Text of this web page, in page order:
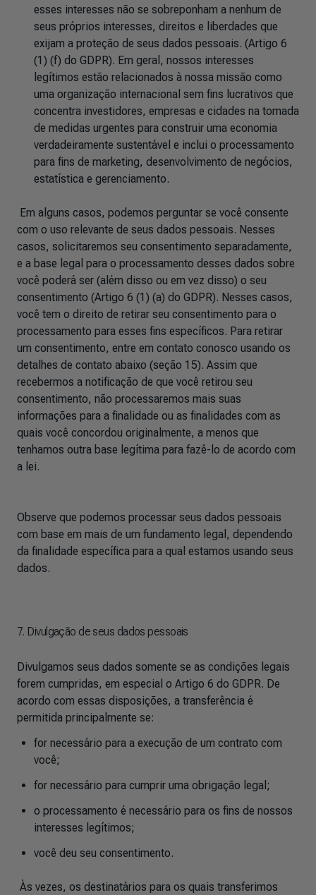
esses interesses não se sobreponham a nenhum de
seus próprios interesses, direitos e liberdades que
exijam a proteção de seus dados pessoais. (Artigo 6
(1) (f) do GDPR). Em geral, nossos interesses
legítimos estão relacionados à nossa missão como
uma organização internacional sem fins lucrativos que
concentra investidores, empresas e cidades na tomada
de medidas urgentes para construir uma economia
verdadeiramente sustentável e inclui o processamento
para fins de marketing, desenvolvimento de negócios,
estatística e gerenciamento.
Em alguns casos, podemos perguntar se você consente
com o uso relevante de seus dados pessoais. Nesses
casos, solicitaremos seu consentimento separadamente,
e a base legal para o processamento desses dados sobre
você poderá ser (além disso ou em vez disso) o seu
consentimento (Artigo 6 (1) (a) do GDPR). Nesses casos,
você tem o direito de retirar seu consentimento para o
processamento para esses fins específicos. Para retirar
um consentimento, entre em contato conosco usando os
detalhes de contato abaixo (seção 15). Assim que
recebermos a notificação de que você retirou seu
consentimento, não processaremos mais suas
informações para a finalidade ou as finalidades com as
quais você concordou originalmente, a menos que
tenhamos outra base legítima para fazê-lo de acordo com
a lei.
Observe que podemos processar seus dados pessoais
com base em mais de um fundamento legal, dependendo
da finalidade específica para a qual estamos usando seus
dados.
7. Divulgação de seus dados pessoais
Divulgamos seus dados somente se as condições legais
forem cumpridas, em especial o Artigo 6 do GDPR. De
acordo com essas disposições, a transferência é
permitida principalmente se:
for necessário para a execução de um contrato com
você;
for necessário para cumprir uma obrigação legal;
o processamento é necessário para os fins de nossos
interesses legítimos;
você deu seu consentimento.
Às vezes, os destinatários para os quais transferimos